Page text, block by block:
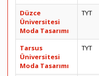
Düzce
Üniversitesi
Moda Tasarımı
TYT
Tarsus
Üniversitesi
Moda Tasarımı
TYT